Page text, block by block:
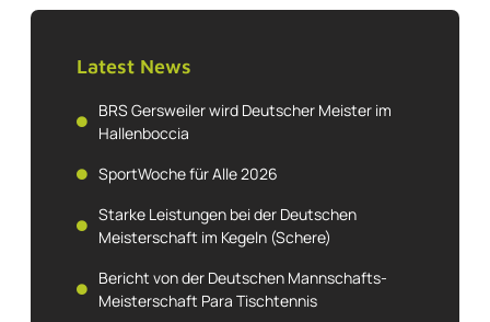
Latest News
BRS Gersweiler wird Deutscher Meister im
Hallenboccia
SportWoche für Alle 2026
Starke Leistungen bei der Deutschen
Meisterschaft im Kegeln (Schere)
Bericht von der Deutschen Mannschafts-
Meisterschaft Para Tischtennis